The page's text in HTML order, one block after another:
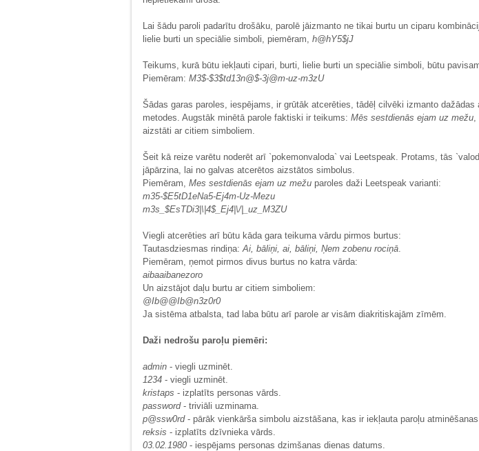
Lai šādu paroli padarītu drošāku, parolē jāizmanto ne tikai burtu un ciparu
lielie burti un speciālie simboli, piemēram, h@hY5$jJ
Teikums, kurā būtu iekļauti cipari, burti, lielie burti un speciālie simboli, būtu
Piemēram: M3$-$3$td13n@$-3j@m-uz-m3zU
Šādas garas paroles, iespējams, ir grūtāk atcerēties, tādēļ cilvēki izmanto dažādas
metodes. Augstāk minētā parole faktiski ir teikums: Mēs sestdienās ejam uz mežu,
aizstāti ar citiem simboliem.
Šeit kā reize varētu noderēt arī `pokemonvaloda` vai Leetspeak. Protams, tās
jāpārzina, lai no galvas atcerētos aizstātos simbolus.
Piemēram, Mes sestdienās ejam uz mežu paroles daži Leetspeak varianti:
m35-$E5tD1eNa5-Ej4m-Uz-Mezu
m3s_$EsTDi3|\|4$_Ej4|\/|_uz_M3ZU
Viegli atcerēties arī būtu kāda gara teikuma vārdu pirmos burtus:
Tautasdziesmas rindiņa:Ai, bāliņi, ai, bāliņi, Ņem zobenu rociņā.
Piemēram, ņemot pirmos divus burtus no katra vārda:
aibaaibanezoro
Un aizstājot daļu burtu ar citiem simboliem:
@Ib@@Ib@n3z0r0
Ja sistēma atbalsta, tad laba būtu arī parole ar visām diakritiskajām zīmēm.
Daži nedrošu paroļu piemēri:
admin - viegli uzminēt.
1234 - viegli uzminēt.
kristaps - izplatīts personas vārds.
password- triviāli uzminama.
p@ssw0rd- pārāk vienkārša simbolu aizstāšana, kas ir iekļauta paroļu
reksis - izplatīts dzīvnieka vārds.
03.02.1980 - iespējams personas dzimšanas dienas datums.